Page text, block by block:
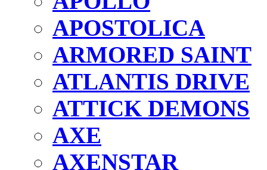
APOSTOLICA
ARMORED SAINT
ATLANTIS DRIVE
ATTICK DEMONS
AXE
AXENSTAR